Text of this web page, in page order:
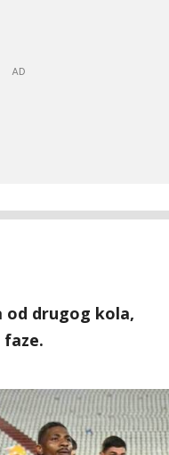
od drugog kola,